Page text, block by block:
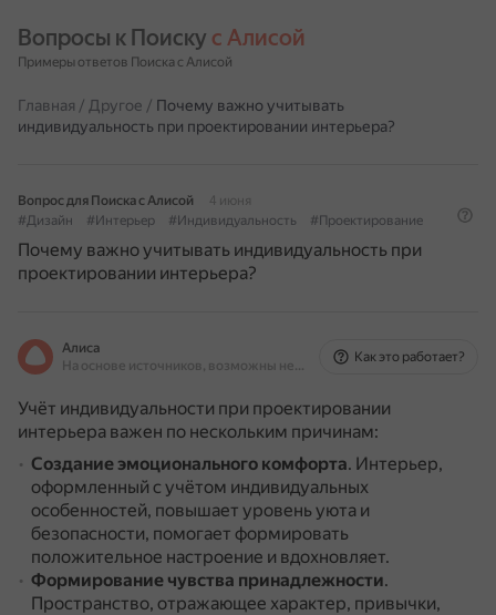
Вопросы к Поиску с Алисой
Примеры ответов Поиска с Алисой
Главная / Другое / Почему важно учитывать
индивидуальность при проектировании интерьера?
Вопрос для Поиска с Алисой
4 июня
#Дизайн
#Интерьер #Индивидуальность #Проектирование
Почему важно учитывать индивидуальность при
проектировании интерьера?
Алиса
На основе источников, возможны неточности
Как это работает?
Учёт индивидуальности при проектировании
интерьера важен по нескольким причинам:
Создание эмоционального комфорта. Интерьер,
оформленный с учётом индивидуальных
особенностей, повышает уровень уюта и
безопасности, помогает формировать
положительное настроение и вдохновляет.
Формирование чувства принадлежности.
Пространство, отражающее характер, привычки,